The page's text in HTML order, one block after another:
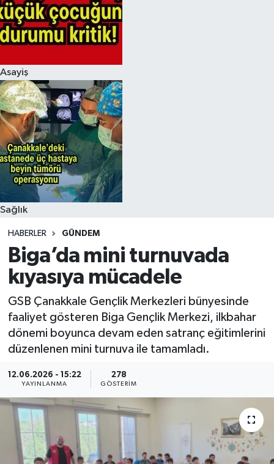
Asayiş
Sağlık
HABERLER GÜNDEM
Biga’da mini turnuvada
kıyasıya mücadele
GSB Çanakkale Gençlik Merkezleri bünyesinde
faaliyet gösteren Biga Gençlik Merkezi, ilkbahar
dönemi boyunca devam eden satranç eğitimlerini
düzenlenen mini turnuva ile tamamladı.
12.06.2026 - 15:22
YAYINLANMA
278
GÖSTERIM